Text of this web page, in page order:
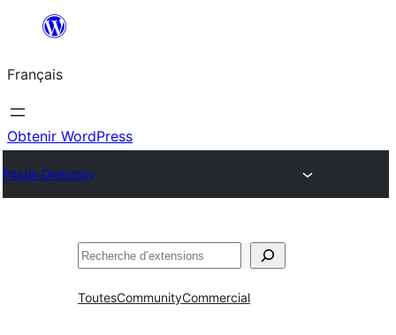
contenu
Français
Obtenir WordPress
Plugin Directory
Rechercher
ToutesCommunityCommercial